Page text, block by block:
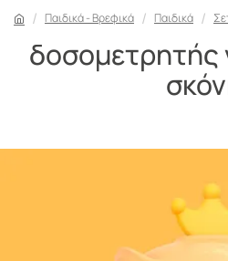
Παιδικά - Βρεφικά Παιδικά
δοσομετρητής